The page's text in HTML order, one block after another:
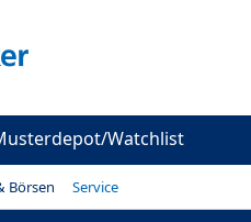
Watchlist
Börsen Service